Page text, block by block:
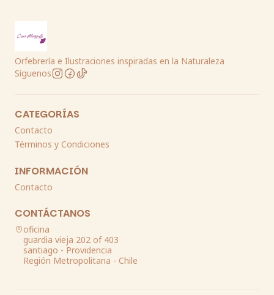
Orfebrería e Ilustraciones inspiradas en la Naturaleza
Síguenos
CATEGORÍAS
Contacto
Términos y Condiciones
INFORMACIÓN
Contacto
CONTÁCTANOS
oficina
guardia vieja 202 of 403
santiago - Providencia
Región Metropolitana - Chile